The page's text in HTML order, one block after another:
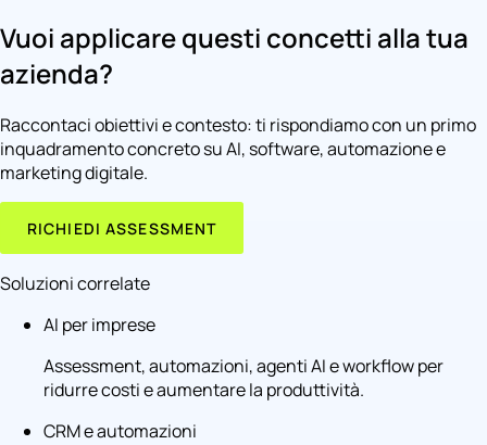
Vuoi applicare questi concetti alla tua
azienda?
Raccontaci obiettivi e contesto: ti rispondiamo con un primo
inquadramento concreto su AI, software, automazione e
marketing digitale.
RICHIEDI ASSESSMENT
Soluzioni correlate
AI per imprese
Assessment, automazioni, agenti AI e workflow per
ridurre costi e aumentare la produttività.
CRM e automazioni